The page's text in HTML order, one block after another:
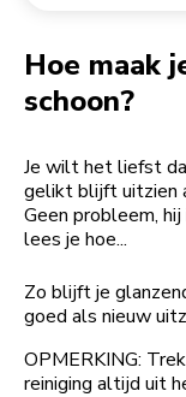
Hoe maak
schoon?
Je wilt het liefst
gelikt blijft uitzien
Geen probleem,
lees je hoe...
Zo blijft je
goed als nieuw
OPMERKING:
reiniging altijd uit